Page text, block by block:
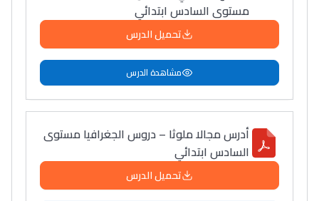
Collège au Maroc
التعليم الثانوي الإعدادي
Post-Bac
Interviews/Vidéos
مستوى السادس ابتدائي
تحميل الدرس
مشاهدة الدرس
أدرس مجالا ملوثا – دروس الجغرافيا مستوى
السادس ابتدائي
تحميل الدرس